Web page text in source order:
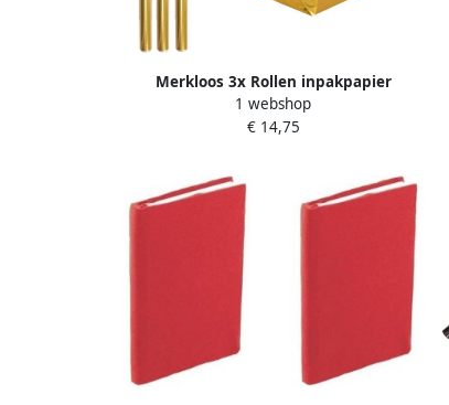
Merkloos 3x Rollen inpakpapier
cadeaufolie metallic goud 200 x 70 cm
Kaftpapier
1 webshop
€ 14,75